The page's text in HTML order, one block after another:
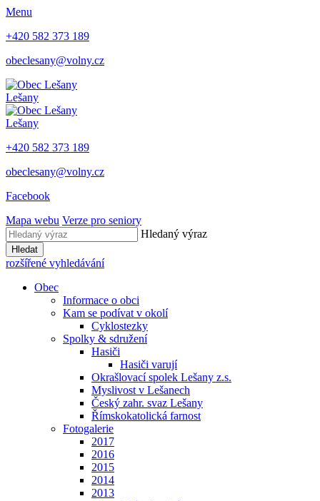
Menu
+420 582 373 189
obeclesany@volny.cz
Lešany
Lešany
+420 582 373 189
obeclesany@volny.cz
Facebook
Mapa webu Verze pro seniory
Hledaný výraz
Hledat
rozšířené vyhledávání
Obec
Informace o obci
Kam se podívat v okolí
Cyklostezky
Spolky & sdružení
Hasiči
Hasiči varují
Okrašlovací spolek Lešany z.s.
Myslivost v Lešanech
Český zahr. svaz Lešany
Římskokatolická farnost
Fotogalerie
2017
2016
2015
2014
2013